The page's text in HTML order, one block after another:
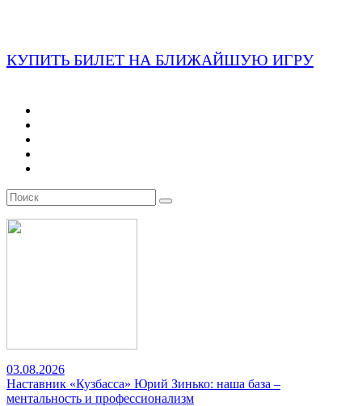
КУПИТЬ БИЛЕТ НА БЛИЖАЙШУЮ ИГРУ
03.08.2026
Наставник «Кузбасса» Юрий Зинько: наша база –
ментальность и профессионализм